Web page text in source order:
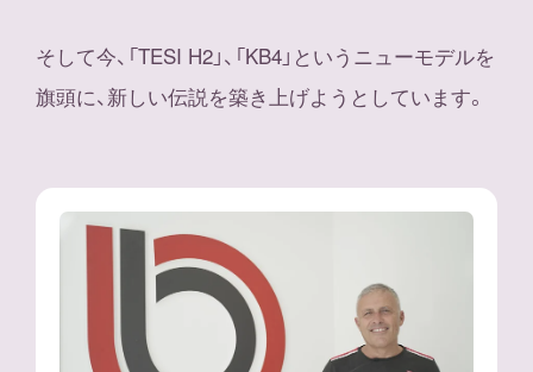
そして今、「TESI H2」、「KB4」というニューモデルを
旗頭に、新しい伝説を築き上げようとしています。